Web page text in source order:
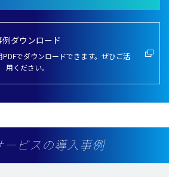
例ダウンロード
でダウンロードできます。ぜひご活
用ください。
ービスの導入事例